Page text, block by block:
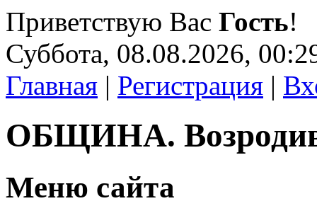
Приветствую Вас Гость!
Суббота, 08.08.2026,
Главная | Регистрация |
ОБЩИНА.
Меню сайта